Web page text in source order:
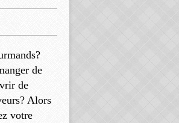
de
de
Alors
votre